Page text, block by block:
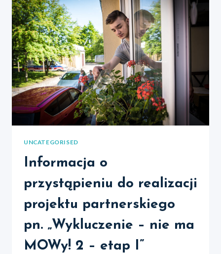
INTEGRACJA
NA
WARSZTAT
UNCATEGORISED
Informacja o
przystąpieniu do realizacji
projektu partnerskiego
pn. „Wykluczenie – nie ma
MOWy! 2 – etap I”